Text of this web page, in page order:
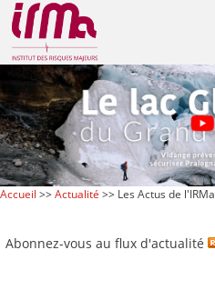
Accueil >>Actualité >> Les Actus de l'IRMa
Abonnez-vous au flux d'actualité